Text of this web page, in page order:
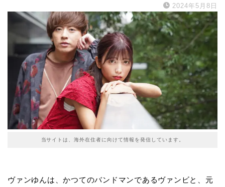
2024年5月8日
当サイトは、海外在住者に向けて情報を発信しています。
ヴァンゆんは、かつてのバンドマンであるヴァンビと、元